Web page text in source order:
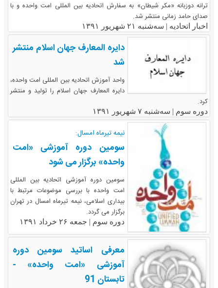
ترانه دوزبانه «مکر شیطان» به سفارش اتحادیه بین المللی امت واحده و با
صدای حامد زمانی منتشر شد.
اخبار اتحادیه | سه‌شنبه ۲۱ شهریور ۱۳۹۱
دایره المعارف جهان اسلام منتشر
شد
واحد آموزش اتحادیه بین المللی امت واحده،
دایره المعارف جهان اسلام را تولید و منتشر
کرد.
دوره سوم | سه‌شنبه ۷ شهریور ۱۳۹۱
نیمه تیرماه امسال:
سومین دوره آموزشی «امت
واحده» برگزار می شود
سومین دوره آموزشی اتحادیه بین المللی
امت واحده با بررسی موضوعات مرتبط با
بیداری اسلامی، نیمه تیرماه امسال در تهران
برگزار می گردد.
دوره سوم | جمعه ۲۶ خرداد ۱۳۹۱
معرفی اساتید سومین دوره
آموزشی «امت واحده» -
تابستان 91